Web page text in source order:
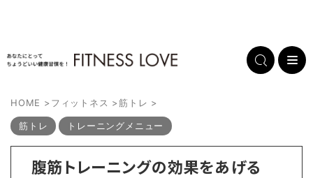
HOME >フィットネス >筋トレ >
筋トレ トレーニングメニュー
腹筋トレーニングの効果をあげる